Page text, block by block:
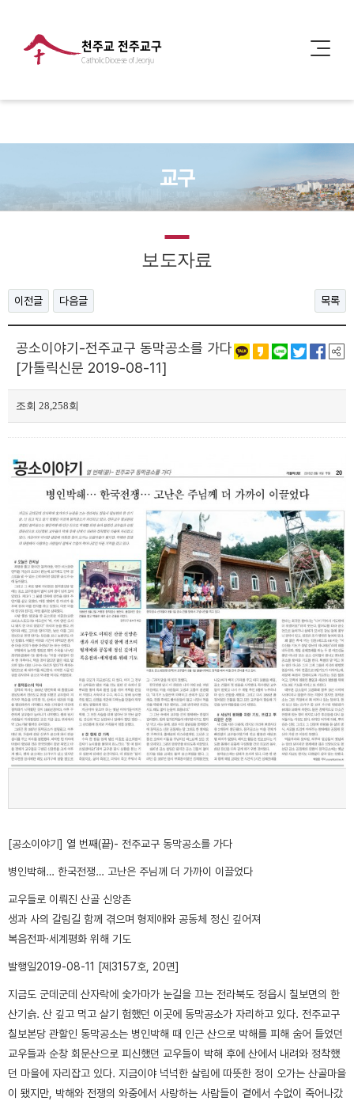
천주교 전주교구
Catholic Diocese of Jeonju
교구
보도자료
이전글 다음글 목록
공소이야기-전주교구 동막공소를 가다
[가톨릭신문 2019-08-11]
조회 28,258회
[공소이야기] 열 번째(끝)- 전주교구 동막공소를 가다
병인박해… 한국전쟁… 고난은 주님께 더 가까이 이끌었다
교우들로 이뤄진 산골 신앙촌
생과 사의 갈림길 함께 겪으며 형제애와 공동체 정신 깊어져
복음전파·세계평화 위해 기도
발행일2019-08-11 [제3157호, 20면]
지금도 군데군데 산자락에 숯가마가 눈길을 끄는 전라북도 정읍시 칠보면의 한
산기슭. 산 깊고 먹고 살기 험했던 이곳에 동막공소가 자리하고 있다. 전주교구
칠보본당 관할인 동막공소는 병인박해 때 인근 산으로 박해를 피해 숨어 들었던
교우들과 순창 회문산으로 피신했던 교우들이 박해 후에 산에서 내려와 정착했
던 마을에 자리잡고 있다. 지금이야 넉넉한 살림에 따뜻한 정이 오가는 산골마을
이 됐지만, 박해와 전쟁의 와중에서 사랑하는 사람들이 곁에서 수없이 죽어나갔